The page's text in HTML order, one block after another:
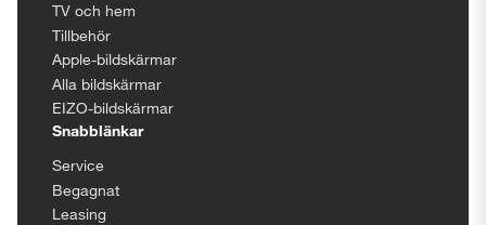
TV och hem
Tillbehör
Apple-bildskärmar
Alla bildskärmar
EIZO-bildskärmar
Snabblänkar
Service
Begagnat
Leasing